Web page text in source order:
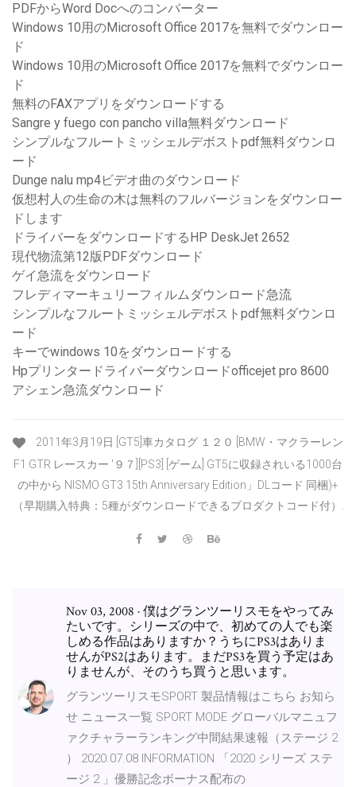
PDFからWord Docへのコンバーター
Windows 10用のMicrosoft Office 2017を無料でダウンロー
ド
Windows 10用のMicrosoft Office 2017を無料でダウンロー
ド
無料のFAXアプリをダウンロードする
Sangre y fuego con pancho villa無料ダウンロード
シンプルなフルートミッシェルデボストpdf無料ダウンロ
ード
Dunge nalu mp4ビデオ曲のダウンロード
仮想村人の生命の木は無料のフルバージョンをダウンロー
ドします
ドライバーをダウンロードするHP DeskJet 2652
現代物流第12版PDFダウンロード
ゲイ急流をダウンロード
フレディマーキュリーフィルムダウンロード急流
シンプルなフルートミッシェルデボストpdf無料ダウンロ
ード
キーでwindows 10をダウンロードする
Hpプリンタードライバーダウンロードofficejet pro 8600
アシェン急流ダウンロード
2011年3月19日 [GT5]車カタログ １２０ [BMW・マクラーレン
F1 GTR レースカー '９７][PS3] [ゲーム] GT5に収録されいる1000台
の中から NISMO GT3 15th Anniversary Edition」DLコード 同梱)+
（早期購入特典：5種がダウンロードできるプロダクトコード付）.
Nov 03, 2008 · 僕はグランツーリスモをやってみ
たいです。シリーズの中で、初めての人でも楽
しめる作品はありますか？うちにPS3はありま
せんがPS2はあります。まだPS3を買う予定はあ
りませんが、そのうち買うと思います。
グランツーリスモSPORT 製品情報はこちら お知ら
せ ニュース一覧 SPORT MODE グローバルマニュフ
ァクチャラーランキング中間結果速報（ステージ 2
） 2020.07.08 INFORMATION 「2020 シリーズ ステ
ージ 2 」優勝記念ボーナス配布の